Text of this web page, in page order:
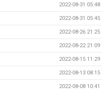
2022-08-31 05:48
2022-08-31 05:45
2022-08-26 21:25
2022-08-22 21:09
2022-08-15 11:29
2022-08-13 08:15
2022-08-08 10:41